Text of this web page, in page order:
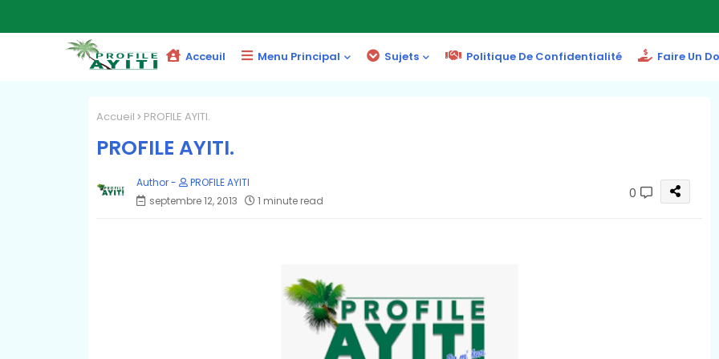
Acceuil Menu Principal Sujets Politique De Confidentialité Faire Un
Accueil PROFILE AYITI.
PROFILE AYITI.
PROFILE AYITI
septembre 12, 2013
1 minute read 0